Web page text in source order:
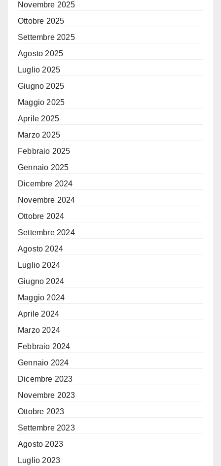
Novembre 2025
Ottobre 2025
Settembre 2025
Agosto 2025
Luglio 2025
Giugno 2025
Maggio 2025
Aprile 2025
Marzo 2025
Febbraio 2025
Gennaio 2025
Dicembre 2024
Novembre 2024
Ottobre 2024
Settembre 2024
Agosto 2024
Luglio 2024
Giugno 2024
Maggio 2024
Aprile 2024
Marzo 2024
Febbraio 2024
Gennaio 2024
Dicembre 2023
Novembre 2023
Ottobre 2023
Settembre 2023
Agosto 2023
Luglio 2023